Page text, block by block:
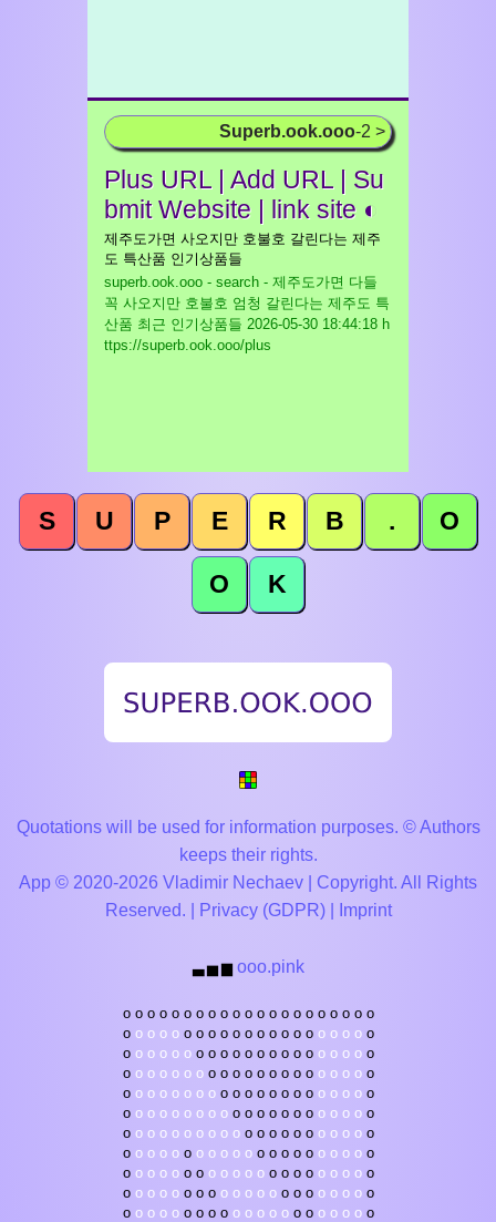
Superb.ook.ooo-2 >
Plus URL | Add URL | Su
bmit Website | link site ◐
제주도가면 사오지만 호불호 갈린다는 제주
도 특산품 인기상품들
superb.ook.ooo - search - 제주도가면 다들
꼭 사오지만 호불호 엄청 갈린다는 제주도 특
산품 최근 인기상품들 2026-05-30 18:44:18 h
ttps://superb.ook.ooo/plus
S U P E R B . O
O K
Quotations will be used for information purposes. © Authors
keeps their rights.
App © 2020-2026 Vladimir Nechaev | Copyright. All Rights
Reserved. |
Privacy (GDPR)| Imprint
▃ ▅ ▆ ooo.pink
o o o o o o o o o o o o o o o o o o o o o
o o o o o o o o o o o o o o o o o o o o o
o o o o o o o o o o o o o o o o o o o o o
o o o o o o o o o o o o o o o o o o o o o
o o o o o o o o o o o o o o o o o o o o o
o o o o o o o o o o o o o o o o o o o o o
o o o o o o o o o o o o o o o o o o o o o
o o o o o o o o o o o o o o o o o o o o o
o o o o o o o o o o o o o o o o o o o o o
o o o o o o o o o o o o o o o o o o o o o
o o o o o o o o o o o o o o o o o o o o o